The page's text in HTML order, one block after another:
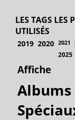
LES TAGS LES
UTILISÉS
2019 2020 2021
2025
Affiche
Albums